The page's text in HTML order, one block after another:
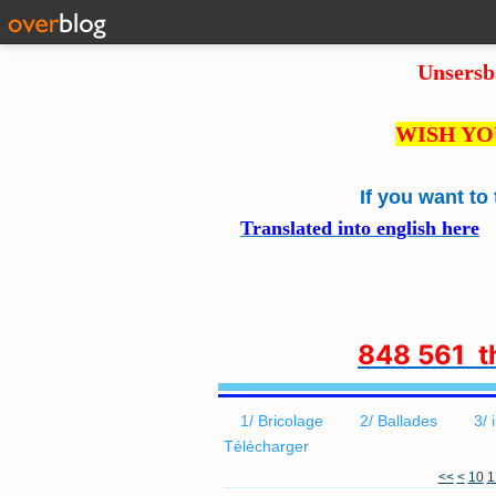
WISH
If you want to
Translated into english here
848 561
1/ Bricolage 2/ Ballades 3/
Télécharger
<< < 10